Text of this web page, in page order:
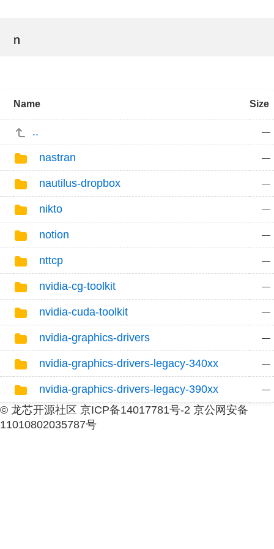
n
Name Size
.. —
nastran —
nautilus-dropbox —
nikto —
notion —
nttcp —
nvidia-cg-toolkit —
nvidia-cuda-toolkit —
nvidia-graphics-drivers —
nvidia-graphics-drivers-legacy-340xx —
nvidia-graphics-drivers-legacy-390xx —
© 龙芯开源社区 京ICP备14017781号-2 京公网安备
11010802035787号